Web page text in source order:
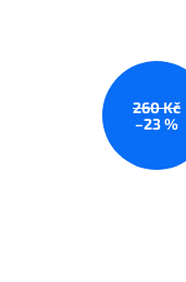
260 Kč
–23 %